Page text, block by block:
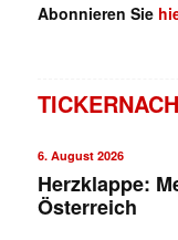
Abonnieren Sie
6. August 2026
Herzklappe:
Österreich